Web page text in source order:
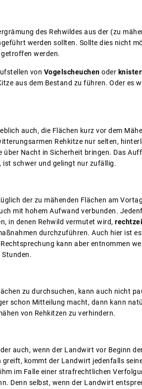
des Rehwildes aus der (zu
werden sollten. Sollte dies nicht
werden.
von Vogelscheuchen oder
aus dem Bestand zu führen. Oder es
auch, die Flächen kurz vor dem
Rehkitze nur selten,
über Nacht in Sicherheit bringen. Das
ist schwer und gelingt nur zufällig.
der zu mähenden Flächen am
mit hohem Aufwand verbunden.
in denen Rehwild vermutet wird,
durchzuführen. Auch hier ist
kann aber entnommen
zu durchsuchen, kann auch nicht
schon Mitteilung macht, dann kann
von Rehkitzen zu verhindern.
auch, wenn der Landwirt vor Beginn
greift, kommt der Landwirt jedenfalls
im Falle einer strafrechtlichen
Denn selbst, wenn der Landwirt